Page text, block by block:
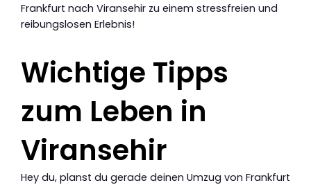
Frankfurt nach Viransehir zu einem stressfreien und
reibungslosen Erlebnis!
Wichtige Tipps
zum Leben in
Viransehir
Hey du, planst du gerade deinen Umzug von Frankfurt